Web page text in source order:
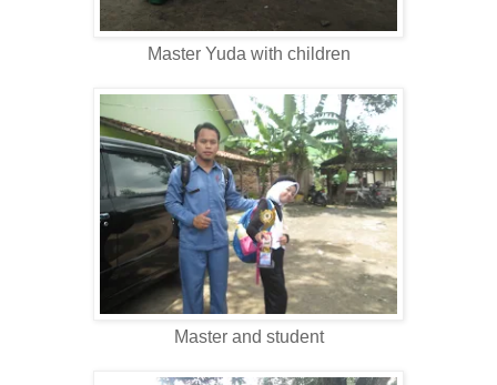
Master Yuda with children
Master and student